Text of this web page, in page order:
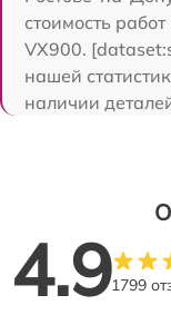
стоимость
VX900.
нашей
наличии
4.91799